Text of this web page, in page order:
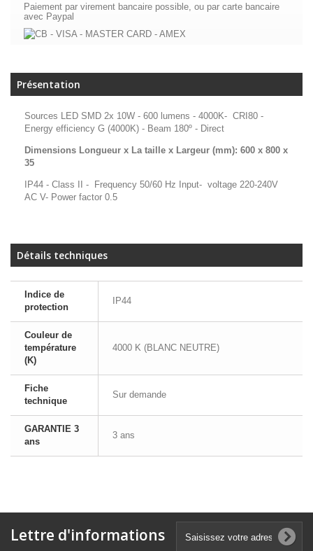
Paiement par virement bancaire possible, ou par carte bancaire
avec Paypal
Présentation
Sources LED SMD 2x 10W - 600 lumens - 4000K- CRI80 -
Energy efficiency G (4000K) - Beam 180º - Direct
Dimensions Longueur x La taille x Largeur (mm): 600 x 800 x
35
IP44 - Class II - Frequency 50/60 Hz Input- voltage 220-240V
AC V- Power factor 0.5
Détails techniques
Indice de
protection
IP44
Couleur de
température
(K)
4000 K (BLANC NEUTRE)
Fiche
technique
Sur demande
GARANTIE 3
ans
3 ans
Lettre d'informations